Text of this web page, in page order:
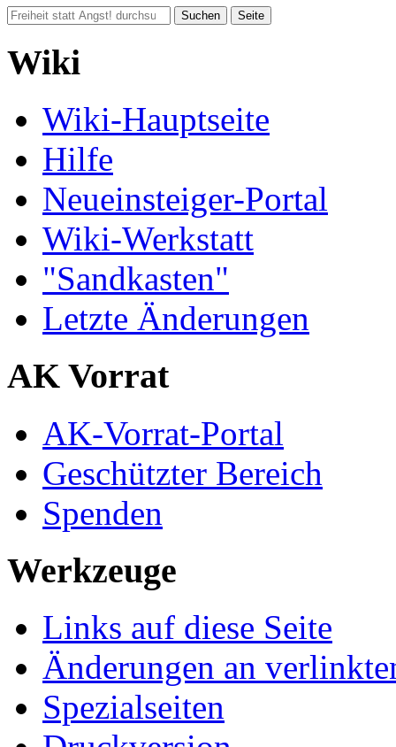
Wiki
Wiki-Hauptseite
Hilfe
Neueinsteiger-Portal
Wiki-Werkstatt
"Sandkasten"
Letzte Änderungen
AK Vorrat
AK-Vorrat-Portal
Geschützter Bereich
Spenden
Werkzeuge
Links auf diese Seite
Änderungen an
Spezialseiten